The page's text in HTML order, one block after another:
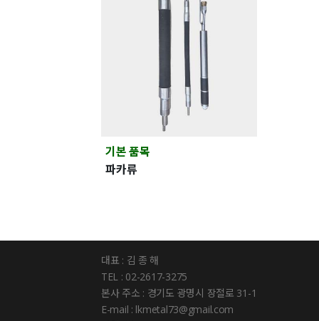
기본 품목
파카류
대표 : 김 종 해
TEL : 02-2617-3275
본사 주소 : 경기도 광명시 장절로 31-1
E-mail : lkmetal73@gmail.com